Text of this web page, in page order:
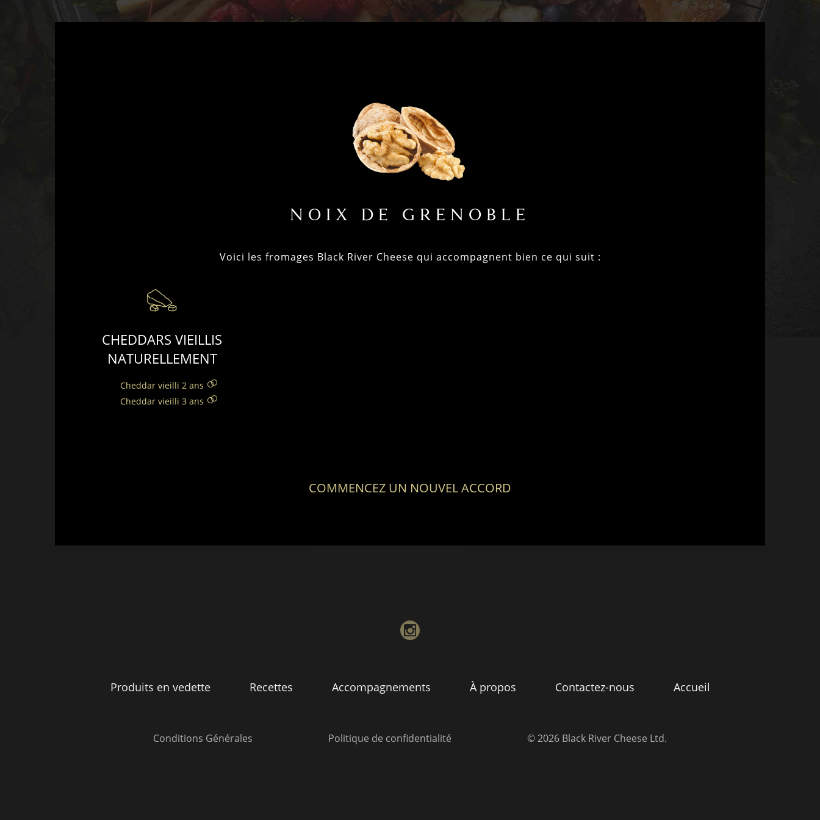
NOIX DE GRENOBLE
Voici les fromages Black River Cheese qui accompagnent bien ce qui suit :
CHEDDARS VIEILLIS
NATURELLEMENT
Cheddar vieilli 2 ans
Cheddar vieilli 3 ans
COMMENCEZ UN NOUVEL ACCORD
instagram
Produits en vedette Recettes Accompagnements À propos Contactez-nous Accueil
Conditions Générales Politique de confidentialité © 2026 Black River Cheese Ltd.